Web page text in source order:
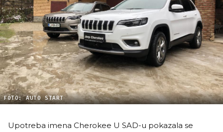
FOTO: AUTO START
Upotreba imena Cherokee U SAD-u pokazala se